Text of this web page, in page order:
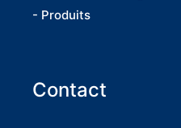
- Produits
Contact